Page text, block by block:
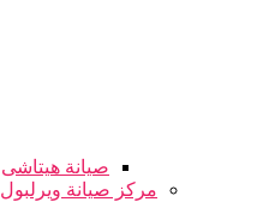
صيانة هيتاشى
مركز صيانة ويرلبول